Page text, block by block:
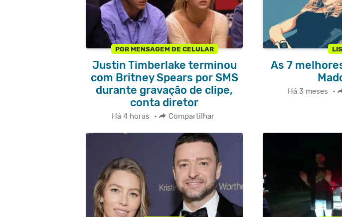
POR MENSAGEM DE CELULAR
Justin Timberlake terminou
com Britney Spears por SMS
durante gravação de clipe,
conta diretor
Há 4 horas • Compartilhar
As 7
Há 3 meses •